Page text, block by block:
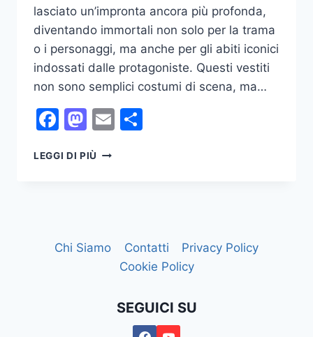
lasciato un’impronta ancora più profonda,
diventando immortali non solo per la trama
o i personaggi, ma anche per gli abiti iconici
indossati dalle protagoniste. Questi vestiti
non sono semplici costumi di scena, ma…
Facebook
Mastodon
Email
LEGGI DI PIÙ
CINEMA
Chi Siamo Contatti
Privacy Policy
Cookie Policy
SEGUICI SU